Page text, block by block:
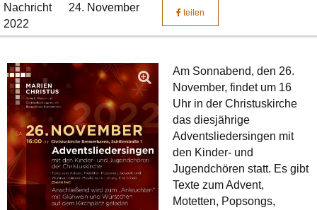
Nachricht
24. November
2022
teilen
Am Sonnabend, den 26.
November, findet um 16
Uhr in der Christuskirche
das diesjährige
Adventsliedersingen mit
den Kinder- und
Jugendchören statt. Es gibt
Texte zum Advent,
Motetten, Popsongs,